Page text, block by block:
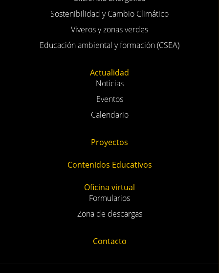
Sostenibilidad y Cambio Climático
Viveros y zonas verdes
Educación ambiental y formación (CSEA)
Actualidad
Noticias
Eventos
Calendario
Proyectos
Contenidos Educativos
Oficina virtual
Formularios
Zona de descargas
Contacto